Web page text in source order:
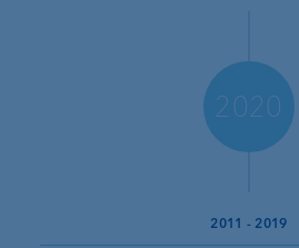
2020
2011 - 2019